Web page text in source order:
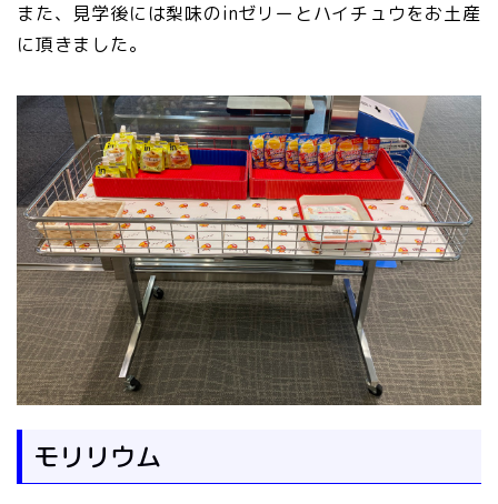
また、見学後には梨味のinゼリーとハイチュウをお土産
に頂きました。
モリリウム